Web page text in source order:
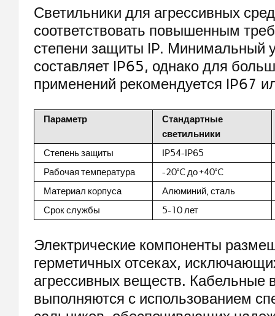
Светильники для агрессивных
соответствовать повышенным
степени защиты IP. Минимальный
составляет IP65, однако для
применений рекомендуется IP67
Параметр
Стандартные
светильники
Степень защиты
IP54-IP65
Рабочая температура
-20°C до +40°C
Материал корпуса
Алюминий, сталь
Срок службы
5-10 лет
Электрические компоненты
герметичных отсеках,
агрессивных веществ. Кабельные
выполняются с использованием